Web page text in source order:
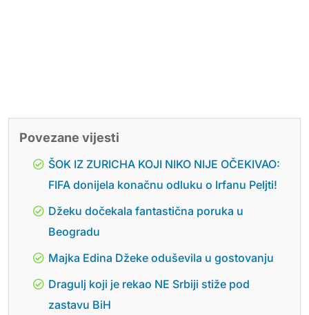
Povezane vijesti
ŠOK IZ ZURICHA KOJI NIKO NIJE OČEKIVAO:
FIFA donijela konačnu odluku o Irfanu Peljti!
Džeku dočekala fantastična poruka u
Beogradu
Majka Edina Džeke oduševila u gostovanju
Dragulj koji je rekao NE Srbiji stiže pod
zastavu BiH